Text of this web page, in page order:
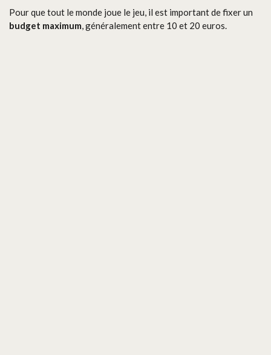
Pour que tout le monde joue le jeu, il est important de fixer un
budget maximum, généralement entre 10 et 20 euros.